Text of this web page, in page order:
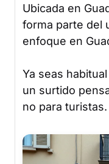
Ubicada en
forma parte del
enfoque en
Ya seas
un surtido
no para turistas.